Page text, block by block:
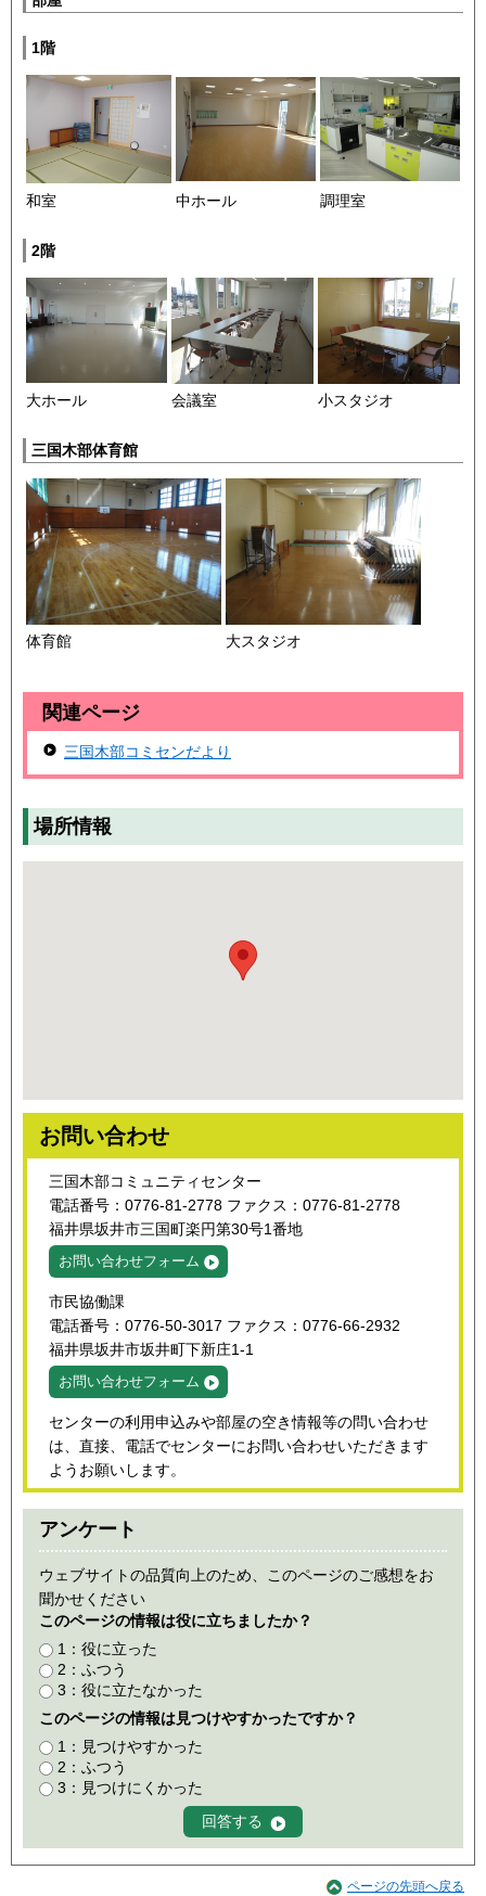
1階
和室 中ホール 調理室
2階
大ホール 会議室 小スタジオ
三国木部体育館
体育館 大スタジオ
関連ページ
三国木部コミセンだより
場所情報
お問い合わせ
三国木部コミュニティセンター
電話番号：0776-81-2778 ファクス：0776-81-2778
福井県坂井市三国町楽円第30号1番地
お問い合わせフォーム
市民協働課
電話番号：0776-50-3017 ファクス：0776-66-2932
福井県坂井市坂井町下新庄1-1
お問い合わせフォーム
センターの利用申込みや部屋の空き情報等の問い合わせ
は、直接、電話でセンターにお問い合わせいただきます
ようお願いします。
アンケート
ウェブサイトの品質向上のため、このページのご感想をお
聞かせください
このページの情報は役に立ちましたか？
1：役に立った
2：ふつう
3：役に立たなかった
このページの情報は見つけやすかったですか？
1：見つけやすかった
2：ふつう
3：見つけにくかった
ページの先頭へ戻る